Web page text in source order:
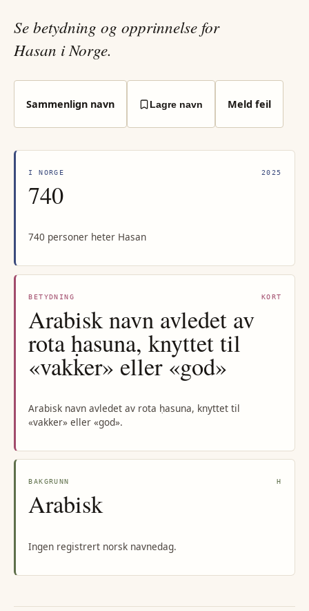
Se betydning og opprinnelse for
Hasan i Norge.
Sammenlign navn Lagre navn Meld feil
I NORGE 2025
740
740 personer heter Hasan
BETYDNING KORT
Arabisk navn avledet av
rota ḥasuna, knyttet til
«vakker» eller «god»
Arabisk navn avledet av rota ḥasuna, knyttet til
«vakker» eller «god».
BAKGRUNN H
Arabisk
Ingen registrert norsk navnedag.